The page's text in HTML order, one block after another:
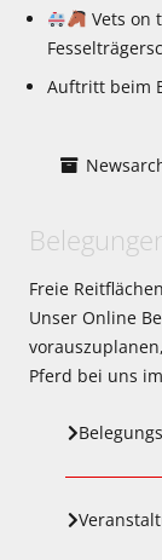
Vets on
Auftritt beim
Freie
Unser Online
Pferd bei uns